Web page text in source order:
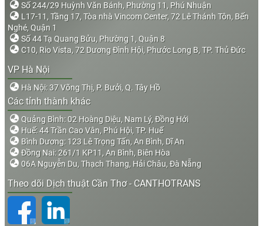
Số 244/29 Huỳnh Văn Bánh, Phường 11, Phú Nhuận
L17-11, Tầng 17, Tòa nhà Vincom Center, 72 Lê Thánh Tôn, Bến
Nghé, Quận 1
Số 44 Tạ Quang Bửu, Phường 1, Quận 8
C10, Rio Vista, 72 Dương Đình Hội, Phước Long B, TP. Thủ Đức
VP Hà Nội
Hà Nội: 37 Võng Thị, P. Bưởi, Q. Tây Hồ
Các tỉnh thành khác
Quảng Bình: 02 Hoàng Diệu, Nam Lý, Đồng Hới
Huế: 44 Trần Cao Vân, Phú Hội, TP. Huế
Bình Dương: 123 Lê Trọng Tấn, An Bình, Dĩ An
Đồng Nai: 261/1 KP11, An Bình, Biên Hòa
06A Nguyễn Du, Thạch Thang, Hải Châu, Đà Nẵng
Theo dõi Dịch thuật Cần Thơ - CANTHOTRANS